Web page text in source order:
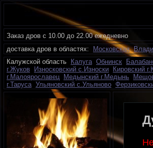
Заказ дров с 10.00 до 22.00 ежедневно
доставка дров в областях:
Московская
Калужской область Калуга Обнинск
г.Жуков
Износковский с.Износки Кировский
г.Малоярославец
Медынский г.Медынь
г.Таруса Ульяновский с.Ульяново
Д